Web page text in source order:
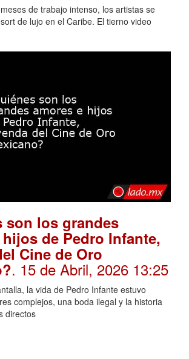
de trabajo intenso, los artistas se
de lujo en el Caribe. El tierno video
son los grandes
de Pedro Infante,
Cine de Oro
. 15 de Abril, 2026 13:25
la vida de Pedro Infante estuvo
complejos, una boda ilegal y la historia
directos